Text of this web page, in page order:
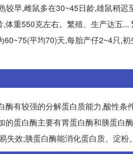
早,雌鼠多在30~45日龄,雄鼠稍
重550克左右。繁殖、生产达五
平均70)天,每胎产仔2~4只,
酶有较强的分解蛋白质能力,酸性
蛋白酶主要有胃蛋白酶和胰蛋白
效;胰蛋白酶能消化蛋白质、淀粉。